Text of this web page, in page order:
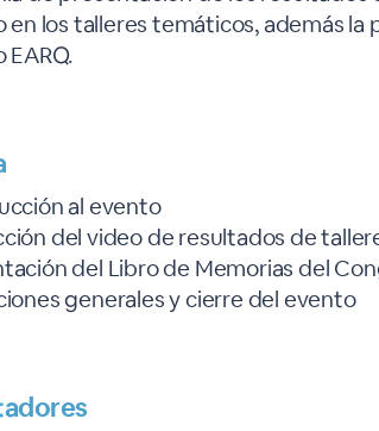
en los talleres temáticos, además
al evento
del video de resultados de
del Libro de Memorias del
generales y cierre del evento